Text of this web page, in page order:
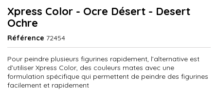
Xpress Color - Ocre Désert - Desert
Ochre
Référence 72454
Pour peindre plusieurs figurines rapidement, l’alternative est
d’utiliser Xpress Color, des couleurs mates avec une
formulation spécifique qui permettent de peindre des figurines
facilement et rapidement